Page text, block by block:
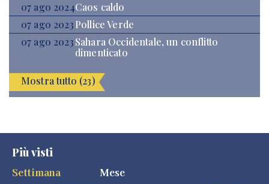
07 ago 2024Caos caldo
07 ago 2023Pollice Verde
07 ago 2023Sahara Occidentale, un conflitto
dimenticato
Mostra tutto (23)
Più visti
Settimana
Mese